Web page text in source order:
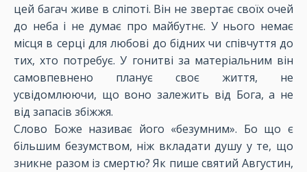
цей багач живе в сліпоті. Він не звертає своїх очей
до неба і не думає про майбутнє. У нього немає
місця в серці для любові до бідних чи співчуття до
тих, хто потребує. У гонитві за матеріальним він
самовпевнено планує своє життя, не
усвідомлюючи, що воно залежить від Бога, а не
від запасів збіжжя.
Слово Боже називає його «безумним». Бо що є
більшим безумством, ніж вкладати душу у те, що
зникне разом із смертю? Як пише святий Августин,